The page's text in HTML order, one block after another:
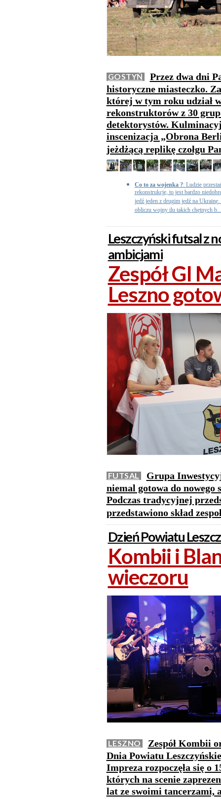
GOSTYŃ
Przez dwa dni
historyczne miasteczko.
której w tym roku udział
rekonstruktorów z 30
detektorystów.
inscenizacja „Obrona
jeżdżącą replikę czołgu
Co to za wojenka ?: Ludzie
rekonstrukcje, to jest bardzo
jedź jeden z drugim jedź na
obliczu wojny ilu takich chętnych b...
Leszczyński futsal z
ambicjami
Zespół GI
Leszno
FUTSAL
Grupa
niemal gotowa do nowego
Podczas tradycyjnej
przedstawiono skład
Dzień Powiatu
Kombii i
wieczoru
LESZNO
Zespół Kombii
Dnia Powiatu
Impreza rozpoczęła się o
których na scenie
lat ze swoimi tancerzami,